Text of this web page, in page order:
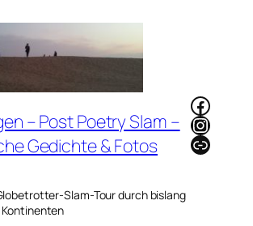
– Post Poetry Slam –
Gedichte & Fotos
Slam-Tour durch bislang
Link